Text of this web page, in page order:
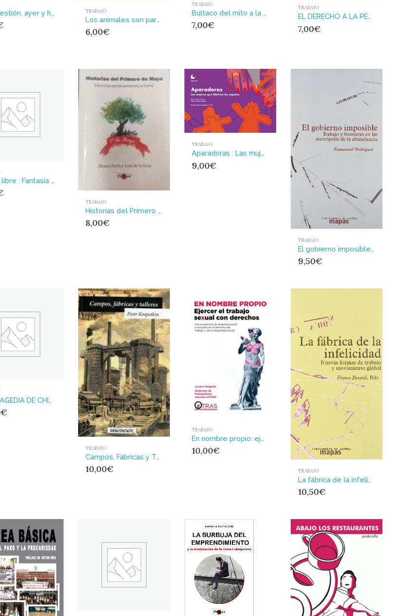
Autogestión, ayer y hoy TRABAJO
Los animales son parte de la clase trabajadora y otros ensayos
6,00€
TRABAJO
Bultaco del mito a la realidad. 1958-1983
7,00€
TRABAJO
EL DERECHO A LA PEREZA
7,00€
Tierra libre : Fantasía comunista
TRABAJO
Historias del Primero de Mayo: : entre el proyecto universal y el barrio
8,00€
TRABAJO
Aparadoras : Las mujeres que fabrican tus zapatos
9,00€
TRABAJO
El gobierno imposible : Trabajo y fronteras en las metrópolis de la abundacia
9,50€
LA TRAGEDIA DE CHICAGO
€
TRABAJO
Campos, Fábricas y Talleres
10,00€
TRABAJO
En nombre propio: ejercer el trabajo sexual con derechos : Una propuesta de despenalización e inclusión en el Derecho del Trabajo y de la Seguridad Social
10,00€
TRABAJO
La fábrica de la infelicidad : nuevas formas de trabajo y movimiento global
10,50€